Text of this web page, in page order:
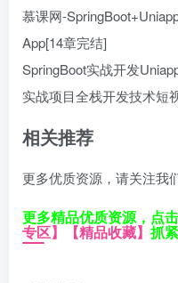
慕课网-
App[14章完结]
SpringBoot实战开发
实战项目全栈开发技术短
相关推荐
更多优质资源，请关注
更多精品优质资源，点
专区】 【精品收藏】 抓